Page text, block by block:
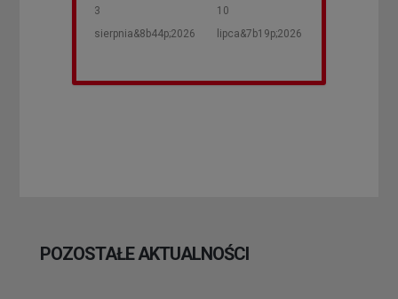
3
sierpnia&8b44p;2026
10
lipca&7b19p;2026
POZOSTAŁE AKTUALNOŚCI